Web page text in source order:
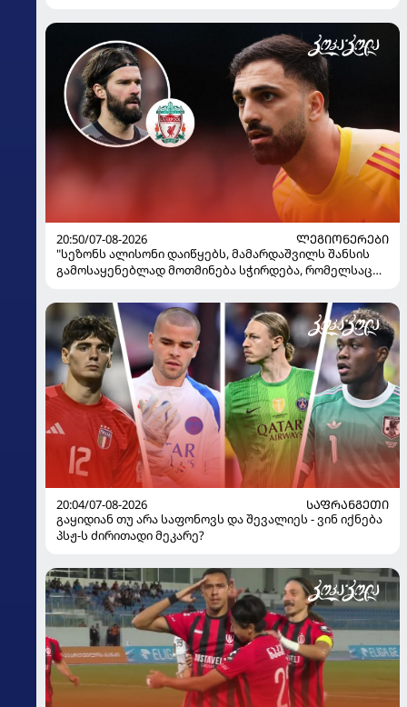
20:50/07-08-2026
ᲚᲔᲒᲘᲝᲜᲔᲠᲔᲑᲘ
"სეზონს ალისონი დაიწყებს, მამარდაშვილს შანსის
გამოსაყენებლად მოთმინება სჭირდება, რომელსაც
ყოფილმა მეკარემ
20:04/07-08-2026
ᲡᲐᲤᲠᲐᲜᲒᲔᲗᲘ
გაყიდიან თუ არა საფონოვს და შევალიეს - ვინ იქნება
პსჟ-ს ძირითადი მეკარე?